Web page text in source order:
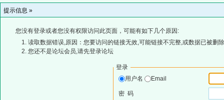
提示信息 »
您没有登录或者您没有权限访问此页面，可能有如下几个原因:
读取数据错误,原因：您要访问的链接无效,可能链接不完整,或数据已被删
您还不是论坛会员,请先登录论坛
登录
用户名
Email
密 码